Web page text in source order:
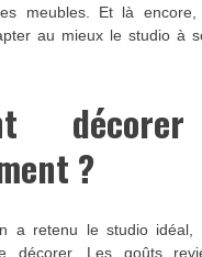
meubles. Et là encore,
au mieux le studio à
?
a retenu le studio
décorer. Les goûts